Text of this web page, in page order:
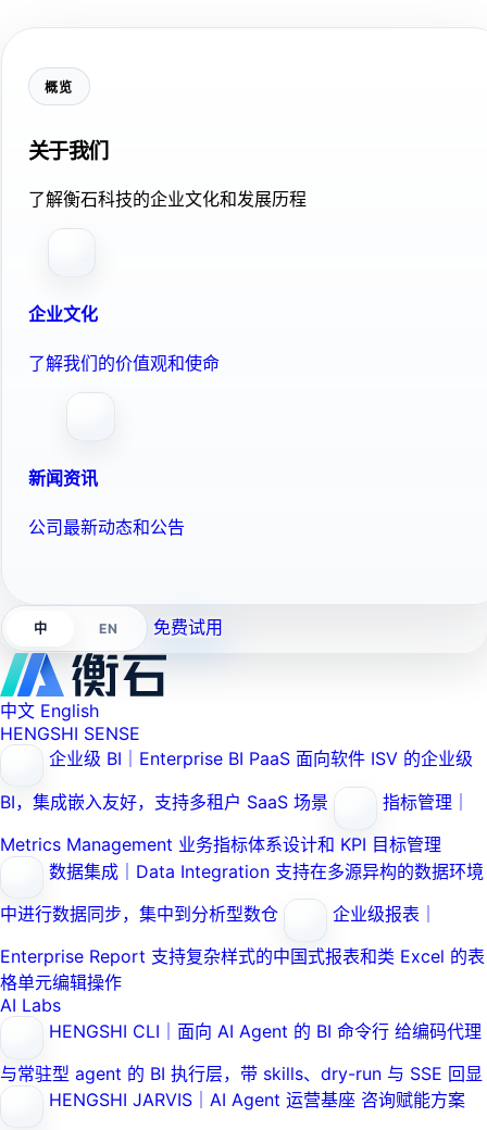
概览
关于我们
了解衡石科技的企业文化和发展历程
企业文化
了解我们的价值观和使命
新闻资讯
公司最新动态和公告
中 EN 免费试用
中文 English
HENGSHI SENSE
企业级 BI｜Enterprise BI PaaS 面向软件 ISV 的企业级
BI，集成嵌入友好，支持多租户 SaaS 场景
指标管理｜
Metrics Management 业务指标体系设计和 KPI 目标管理
数据集成｜Data Integration 支持在多源异构的数据环境
中进行数据同步，集中到分析型数仓
企业级报表｜
Enterprise Report 支持复杂样式的中国式报表和类 Excel 的表
格单元编辑操作
AI Labs
HENGSHI CLI｜面向 AI Agent 的 BI 命令行 给编码代理
与常驻型 agent 的 BI 执行层，带 skills、dry-run 与 SSE 回显
HENGSHI JARVIS｜AI Agent 运营基座 咨询赋能方案